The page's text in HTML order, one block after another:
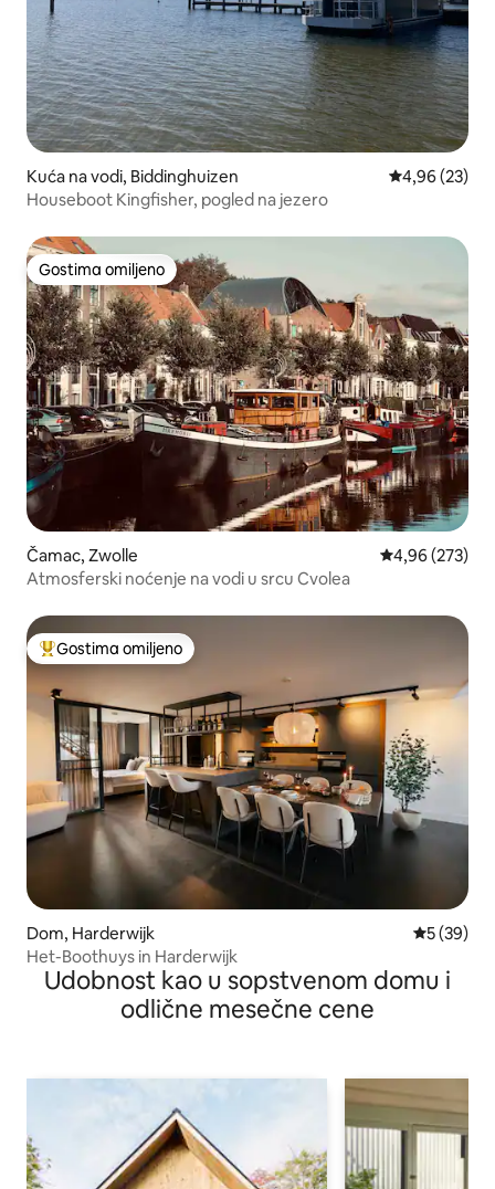
Kuća na vodi, Biddinghuizen Prosečna
4,96 (23)
Houseboot Kingfisher, pogled na jezero
Gostima omiljeno
Gostima omiljeno
Čamac, Zwolle Prosečna
4,96 (273)
Atmosferski noćenje na vodi u srcu Cvolea
Najuspešniji među gostima omiljenim
Gostima omiljeno
Dom, Harderwijk Prosečna
5 (39)
Het-Boothuys in Harderwijk
Udobnost kao u sopstvenom domu i
odlične mesečne cene